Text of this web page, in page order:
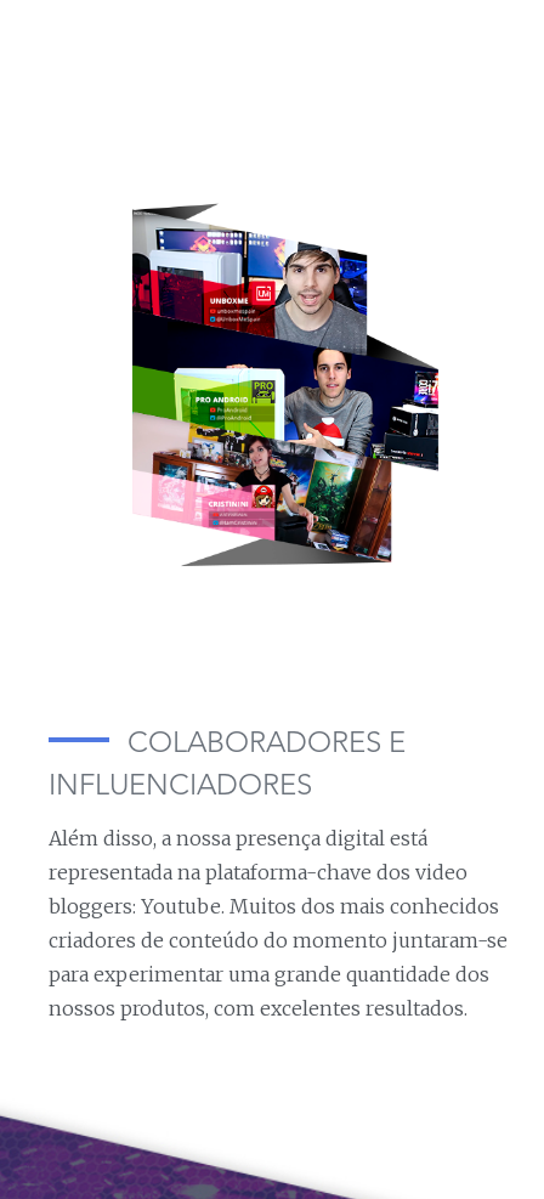
COLABORADORES E
INFLUENCIADORES
Além disso, a nossa presença digital está
representada na plataforma-chave dos video
bloggers: Youtube. Muitos dos mais conhecidos
criadores de conteúdo do momento juntaram-se
para experimentar uma grande quantidade dos
nossos produtos, com excelentes resultados.